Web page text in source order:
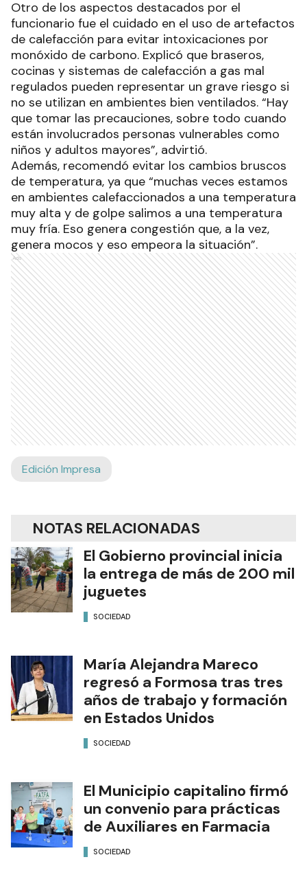
Otro de los aspectos destacados por el
funcionario fue el cuidado en el uso de artefactos
de calefacción para evitar intoxicaciones por
monóxido de carbono. Explicó que braseros,
cocinas y sistemas de calefacción a gas mal
regulados pueden representar un grave riesgo si
no se utilizan en ambientes bien ventilados. “Hay
que tomar las precauciones, sobre todo cuando
están involucrados personas vulnerables como
niños y adultos mayores”, advirtió.
Además, recomendó evitar los cambios bruscos
de temperatura, ya que “muchas veces estamos
en ambientes calefaccionados a una temperatura
muy alta y de golpe salimos a una temperatura
muy fría. Eso genera congestión que, a la vez,
genera mocos y eso empeora la situación”.
Ads
Edición Impresa
NOTAS RELACIONADAS
El Gobierno provincial inicia
la entrega de más de 200 mil
juguetes
SOCIEDAD
María Alejandra Mareco
regresó a Formosa tras tres
años de trabajo y formación
en Estados Unidos
SOCIEDAD
El Municipio capitalino firmó
un convenio para prácticas
de Auxiliares en Farmacia
SOCIEDAD